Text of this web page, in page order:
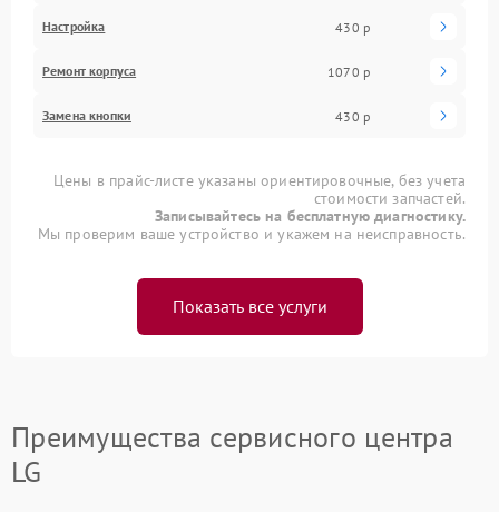
Настройка 430 р
Ремонт корпуса 1070 р
Замена кнопки 430 р
Цены в прайс-листе указаны ориентировочные, без учета
стоимости запчастей.
Записывайтесь на бесплатную диагностику.
Мы проверим ваше устройство и укажем на неисправность.
Показать все услуги
Преимущества сервисного центра
LG